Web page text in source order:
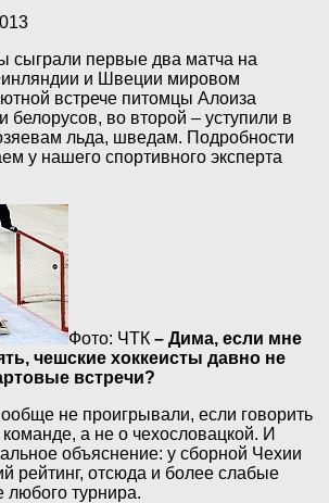
сыграли первые два матча на
и Швеции мировом
встрече питомцы Алоиза
белорусов, во второй – уступили в
льда, шведам. Подробности
у нашего спортивного эксперта
Фото: ЧТК – Дима, если мне
чешские хоккеисты давно не
встречи?
не проигрывали, если говорить
а не о чехословацкой. И
объяснение: у сборной Чехии
рейтинг, отсюда и более слабые
любого турнира.